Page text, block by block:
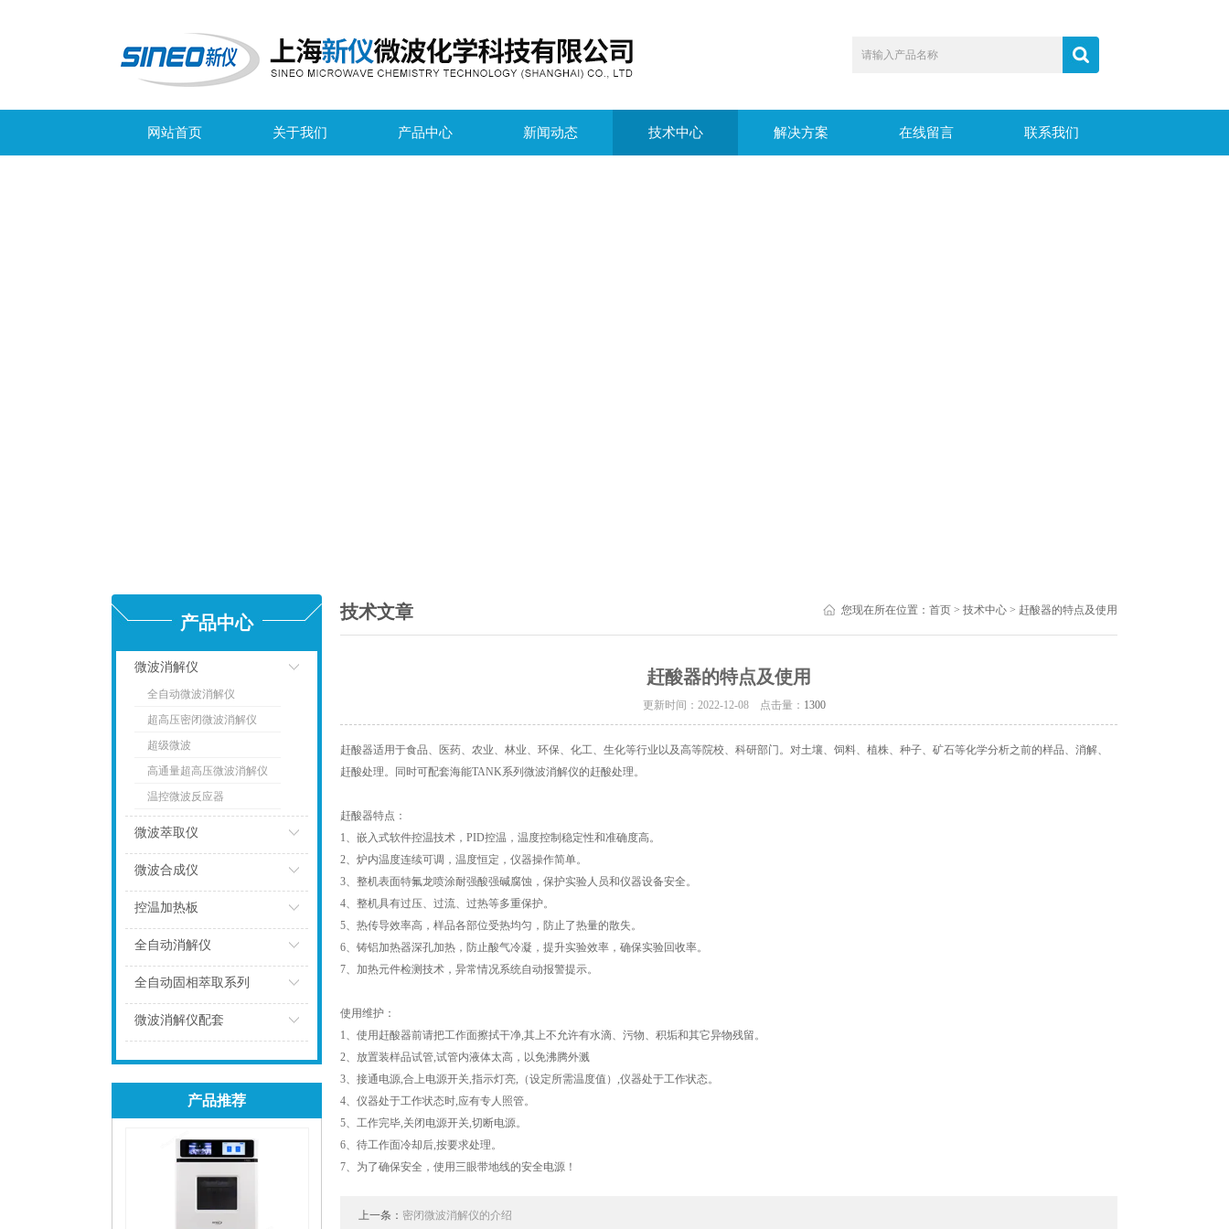
网站首页 关于我们 产品中心 新闻动态 技术中心 解决方案 在线留言 联系我们
产品中心
微波消解仪
全自动微波消解仪
超高压密闭微波消解仪
超级微波
高通量超高压微波消解仪
温控微波反应器
微波萃取仪
微波合成仪
控温加热板
全自动消解仪
点击
全自动固相萃取系列
微波消解仪配套
产品推荐
技术文章 您现在所在位置： 首页 > 技术中心 > 赶酸器的特点及使用
赶酸器的特点及使用
更新时间：2022-12-08 点击量： 1300
赶酸器适用于食品、医药、农业、林业、环保、化工、生化等行业以及高等院校、科研部门。对土壤、饲料、植株、种子、矿石等化学分析之前的样品、消解、
赶酸处理。同时可配套海能TANK系列微波消解仪的赶酸处理。
赶酸器特点：
1、嵌入式软件控温技术，PID控温，温度控制稳定性和准确度高。
2、炉内温度连续可调，温度恒定，仪器操作简单。
3、整机表面特氟龙喷涂耐强酸强碱腐蚀，保护实验人员和仪器设备安全。
4、整机具有过压、过流、过热等多重保护。
5、热传导效率高，样品各部位受热均匀，防止了热量的散失。
6、铸铝加热器深孔加热，防止酸气冷凝，提升实验效率，确保实验回收率。
7、加热元件检测技术，异常情况系统自动报警提示。
使用维护：
1、使用赶酸器前请把工作面擦拭干净,其上不允许有水滴、污物、积垢和其它异物残留。
2、放置装样品试管,试管内液体太高，以免沸腾外溅
3、接通电源,合上电源开关,指示灯亮,（设定所需温度值）,仪器处于工作状态。
4、仪器处于工作状态时,应有专人照管。
5、工作完毕,关闭电源开关,切断电源。
6、待工作面冷却后,按要求处理。
7、为了确保安全，使用三眼带地线的安全电源！
上一条： 密闭微波消解仪的介绍